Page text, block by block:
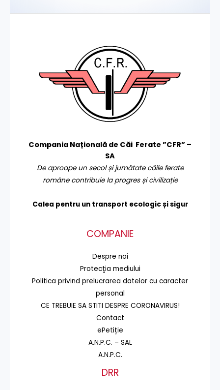
Compania Națională de Căi Ferate ”CFR” –
SA
De aproape un secol și jumătate căile ferate
române contribuie la progres și civilizație
Calea pentru un transport ecologic și sigur
COMPANIE
Despre noi
Protecţia mediului
Politica privind prelucrarea datelor cu caracter
personal
CE TREBUIE SA STITI DESPRE CORONAVIRUS!
Contact
ePetiție
A.N.P.C. – SAL
A.N.P.C.
DRR